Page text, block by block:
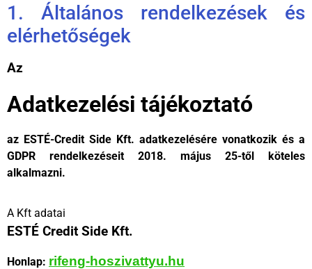
1. Általános rendelkezések és
elérhetőségek
Az
Adatkezelési tájékoztató
az ESTÉ-Credit Side Kft. adatkezelésére vonatkozik és a
GDPR rendelkezéseit 2018. május 25-től köteles
alkalmazni.
A Kft adatai
ESTÉ Credit Side Kft.
Honlap: rifeng-hoszivattyu.hu